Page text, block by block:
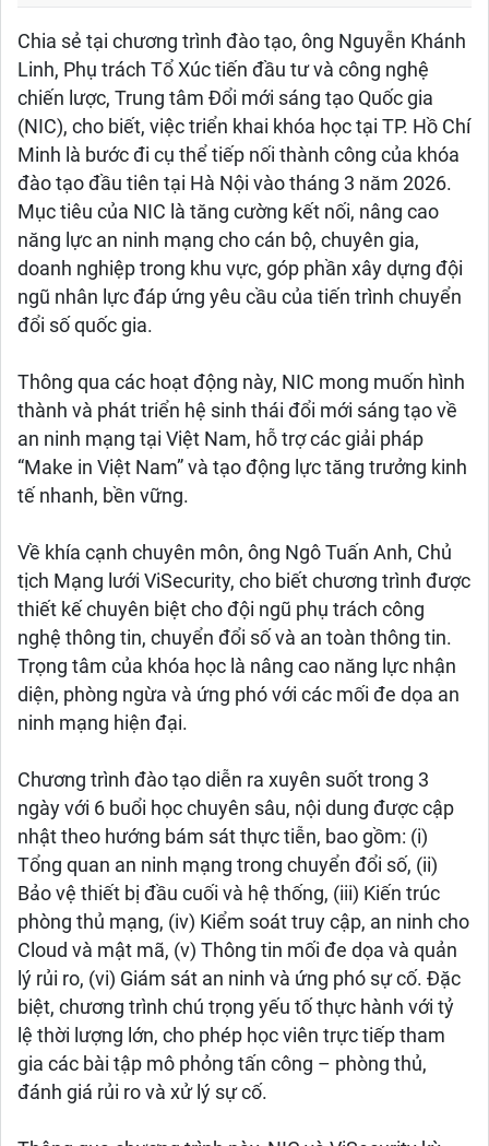
Chia sẻ tại chương trình đào tạo, ông Nguyễn Khánh
Linh, Phụ trách Tổ Xúc tiến đầu tư và công nghệ
chiến lược, Trung tâm Đổi mới sáng tạo Quốc gia
(NIC), cho biết, việc triển khai khóa học tại TP. Hồ Chí
Minh là bước đi cụ thể tiếp nối thành công của khóa
đào tạo đầu tiên tại Hà Nội vào tháng 3 năm 2026.
Mục tiêu của NIC là tăng cường kết nối, nâng cao
năng lực an ninh mạng cho cán bộ, chuyên gia,
doanh nghiệp trong khu vực, góp phần xây dựng đội
ngũ nhân lực đáp ứng yêu cầu của tiến trình chuyển
đổi số quốc gia.
Thông qua các hoạt động này, NIC mong muốn hình
thành và phát triển hệ sinh thái đổi mới sáng tạo về
an ninh mạng tại Việt Nam, hỗ trợ các giải pháp
“Make in Việt Nam” và tạo động lực tăng trưởng kinh
tế nhanh, bền vững.
Về khía cạnh chuyên môn, ông Ngô Tuấn Anh, Chủ
tịch Mạng lưới ViSecurity, cho biết chương trình được
thiết kế chuyên biệt cho đội ngũ phụ trách công
nghệ thông tin, chuyển đổi số và an toàn thông tin.
Trọng tâm của khóa học là nâng cao năng lực nhận
diện, phòng ngừa và ứng phó với các mối đe dọa an
ninh mạng hiện đại.
Chương trình đào tạo diễn ra xuyên suốt trong 3
ngày với 6 buổi học chuyên sâu, nội dung được cập
nhật theo hướng bám sát thực tiễn, bao gồm: (i)
Tổng quan an ninh mạng trong chuyển đổi số, (ii)
Bảo vệ thiết bị đầu cuối và hệ thống, (iii) Kiến trúc
phòng thủ mạng, (iv) Kiểm soát truy cập, an ninh cho
Cloud và mật mã, (v) Thông tin mối đe dọa và quản
lý rủi ro, (vi) Giám sát an ninh và ứng phó sự cố. Đặc
biệt, chương trình chú trọng yếu tố thực hành với tỷ
lệ thời lượng lớn, cho phép học viên trực tiếp tham
gia các bài tập mô phỏng tấn công – phòng thủ,
đánh giá rủi ro và xử lý sự cố.